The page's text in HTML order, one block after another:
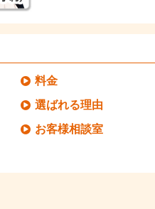
料金
選ばれる理由
お客様相談室